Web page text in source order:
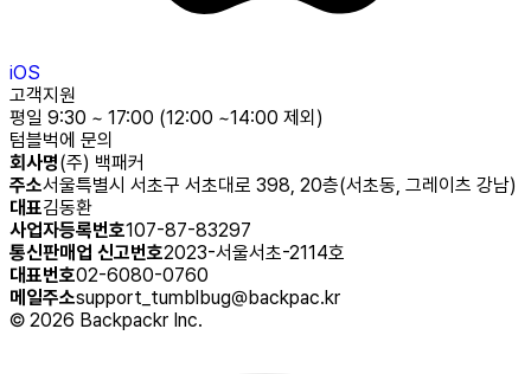
iOS
고객지원
평일 9:30 ~ 17:00 (12:00 ~14:00 제외)
텀블벅에 문의
회사명(주) 백패커
주소서울특별시 서초구 서초대로 398, 20층(서초동, 그레이츠 강남)
대표김동환
사업자등록번호107-87-83297
통신판매업 신고번호2023-서울서초-2114호
대표번호02-6080-0760
메일주소support_tumblbug@backpac.kr
© 2026 Backpackr Inc.